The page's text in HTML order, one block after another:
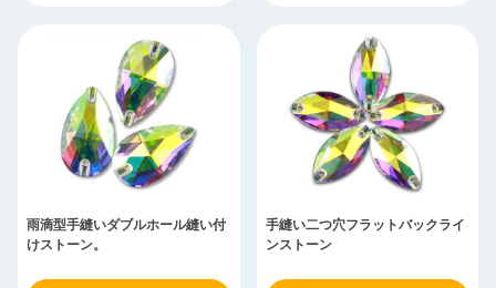
雨滴型手縫いダブルホール縫い付
けストーン。
手縫い二つ穴フラットバックライ
ンストーン